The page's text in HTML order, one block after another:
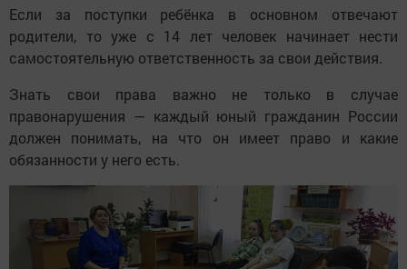
Если за поступки ребёнка в основном отвечают
родители, то уже с 14 лет человек начинает нести
самостоятельную ответственность за свои действия.
Знать свои права важно не только в случае
правонарушения — каждый юный гражданин России
должен понимать, на что он имеет право и какие
обязанности у него есть.